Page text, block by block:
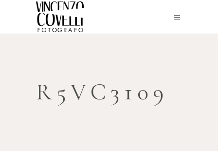
R5VC3109